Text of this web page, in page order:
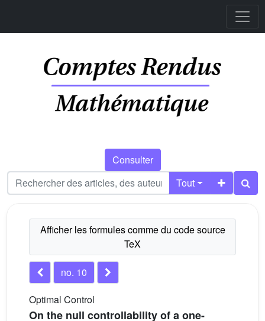
Consulter
Tout
no. 10
Optimal Control
On the null controllability of a one-